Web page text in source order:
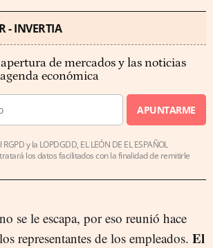
- INVERTIA
de mercados y las noticias
económica
APUNTARME
y la LOPDGDD, EL LEÓN DE EL ESPAÑOL
tratará los datos facilitados con la finalidad de remitirle
se le escapa, por eso reunió hace
representantes de los empleados. El